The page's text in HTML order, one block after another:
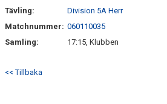
Tävling:
Division 5A Herr
Matchnummer: 060110035
Samling:
17:15, Klubben
<< Tillbaka